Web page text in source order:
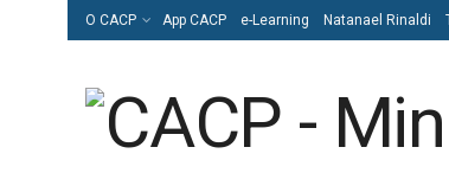
O CACP App CACP e-Learning Natanael Rinaldi